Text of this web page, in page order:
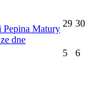
Pepina Matury
dne
29 30
5 6